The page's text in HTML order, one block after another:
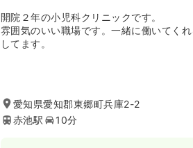
開院２年の小児科クリニックです。
雰囲気のいい職場です。一緒に働いてく
してます。
愛知県愛知郡東郷町兵庫2-2
赤池駅
10分